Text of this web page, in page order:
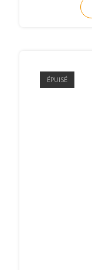
ÉPUISÉ